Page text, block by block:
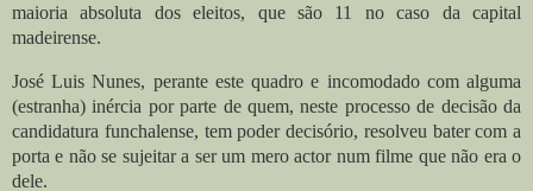
maioria absoluta dos eleitos, que são 11 no caso da capital
madeirense.
José Luis Nunes, perante este quadro e incomodado com alguma
(estranha) inércia por parte de quem, neste processo de decisão da
candidatura funchalense, tem poder decisório, resolveu bater com a
porta e não se sujeitar a ser um mero actor num filme que não era o
dele.